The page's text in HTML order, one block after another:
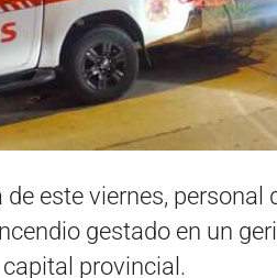
este viernes, personal
gestado en un
capital provincial.